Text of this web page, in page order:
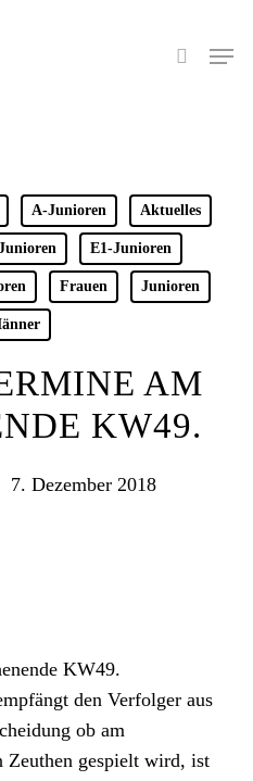
search
Menu
A-Junioren Aktuelles
E1-Junioren
Frauen Junioren
AM
KW49.
7. Dezember 2018
KW49.
den Verfolger aus
ob am
Zeuthen gespielt wird, ist